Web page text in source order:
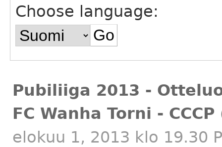
Choose language:
Pubiliiga 2013 -
FC Wanha Torni -
elokuu 1, 2013 klo 19.30